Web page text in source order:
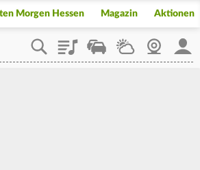
Morgen Hessen Magazin Aktionen
PlaylistStaupilotWetterWebcam